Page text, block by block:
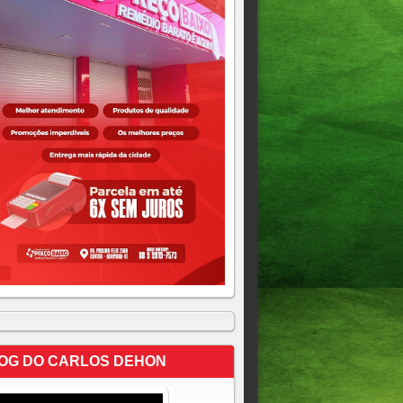
DO CARLOS DEHON